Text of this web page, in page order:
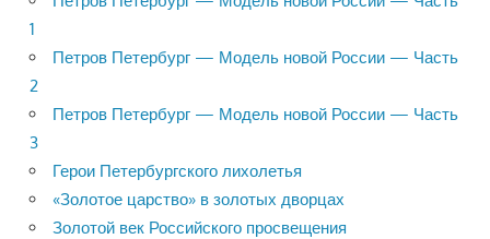
1
Петров Петербург — Модель новой России — Часть
2
Петров Петербург — Модель новой России — Часть
3
Герои Петербургского лихолетья
«Золотое царство» в золотых дворцах
Золотой век Российского просвещения